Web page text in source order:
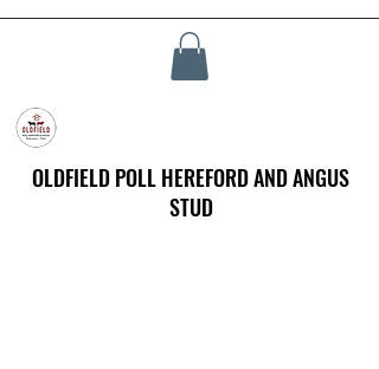
OLDFIELD POLL HEREFORD AND ANGUS
STUD